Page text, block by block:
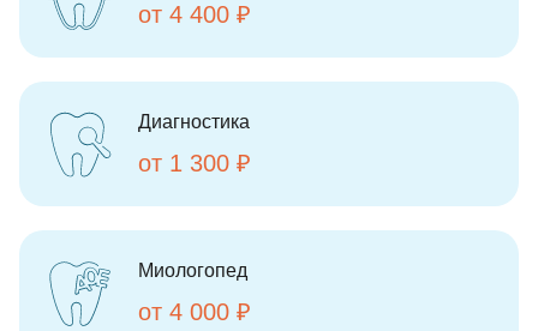
от 4 400 ₽
Диагностика
от 1 300 ₽
Миологопед
от 4 000 ₽